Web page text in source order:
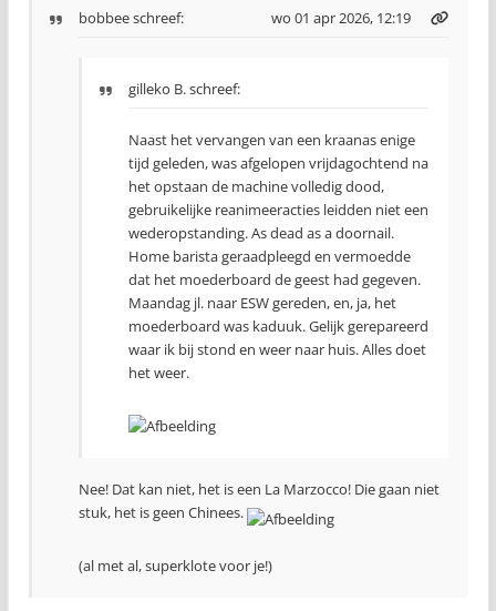
bobbeeschreef: wo 01 apr 2026, 12:19
gilleko B. schreef:
Naast het vervangen van een kraanas enige
tijd geleden, was afgelopen vrijdagochtend na
het opstaan de machine volledig dood,
gebruikelijke reanimeeracties leidden niet een
wederopstanding. As dead as a doornail.
Home barista geraadpleegd en vermoedde
dat het moederboard de geest had gegeven.
Maandag jl. naar ESW gereden, en, ja, het
moederboard was kaduuk. Gelijk gerepareerd
waar ik bij stond en weer naar huis. Alles doet
het weer.
Nee! Dat kan niet, het is een La Marzocco! Die gaan niet
stuk, het is geen Chinees.
(al met al, superklote voor je!)